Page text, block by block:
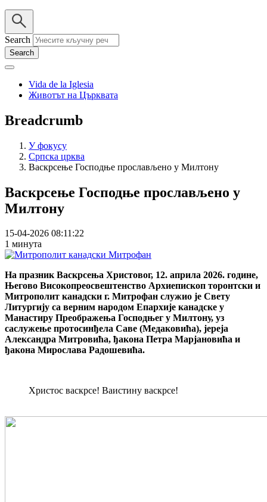
Search
Vida de la Iglesia
Животът на Църквата
Breadcrumb
У фокусу
Српска црква
Васкрсење Господње прослављено у Милтону
Васкрсење Господње прослављено у
Милтону
15-04-2026 08:11:22
1 минута
На празник Васкрсења Христовог, 12. априла 2026. године,
Његово Високопреосвештенство Архиепископ торонтски и
Митрополит канадски г. Митрофан служио је Свету
Литургију са верним народом Епархије канадске у
Манастиру Преображења Господњег у Милтону, уз
саслужење протосинђела Саве (Медаковића), јереја
Александра Митровића, ђакона Петра Марјановића и
ђакона Мирослава Радошевића.
Христос васкрсе! Ваистину васкрсе!